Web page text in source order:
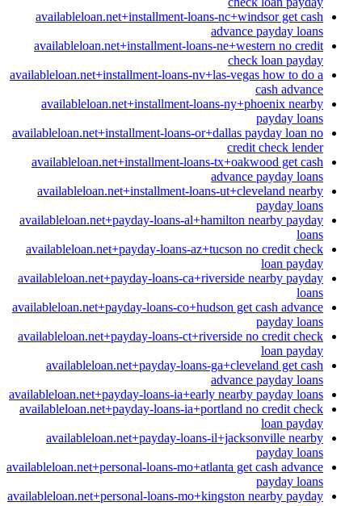
availableloan.net+installment-loans-nc+windsor get cash
advance payday loans
availableloan.net+installment-loans-ne+western no credit
check loan payday
availableloan.net+installment-loans-nv+las-vegas how to do a
cash advance
availableloan.net+installment-loans-ny+phoenix nearby
payday loans
availableloan.net+installment-loans-or+dallas payday loan no
credit check lender
availableloan.net+installment-loans-tx+oakwood get cash
advance payday loans
availableloan.net+installment-loans-ut+cleveland nearby
payday loans
availableloan.net+payday-loans-al+hamilton nearby payday
loans
availableloan.net+payday-loans-az+tucson no credit check
loan payday
availableloan.net+payday-loans-ca+riverside nearby payday
loans
availableloan.net+payday-loans-co+hudson get cash advance
payday loans
availableloan.net+payday-loans-ct+riverside no credit check
loan payday
availableloan.net+payday-loans-ga+cleveland get cash
advance payday loans
availableloan.net+payday-loans-ia+early nearby payday loans
availableloan.net+payday-loans-ia+portland no credit check
loan payday
availableloan.net+payday-loans-il+jacksonville nearby
payday loans
availableloan.net+personal-loans-mo+atlanta get cash advance
payday loans
availableloan.net+personal-loans-mo+kingston nearby payday